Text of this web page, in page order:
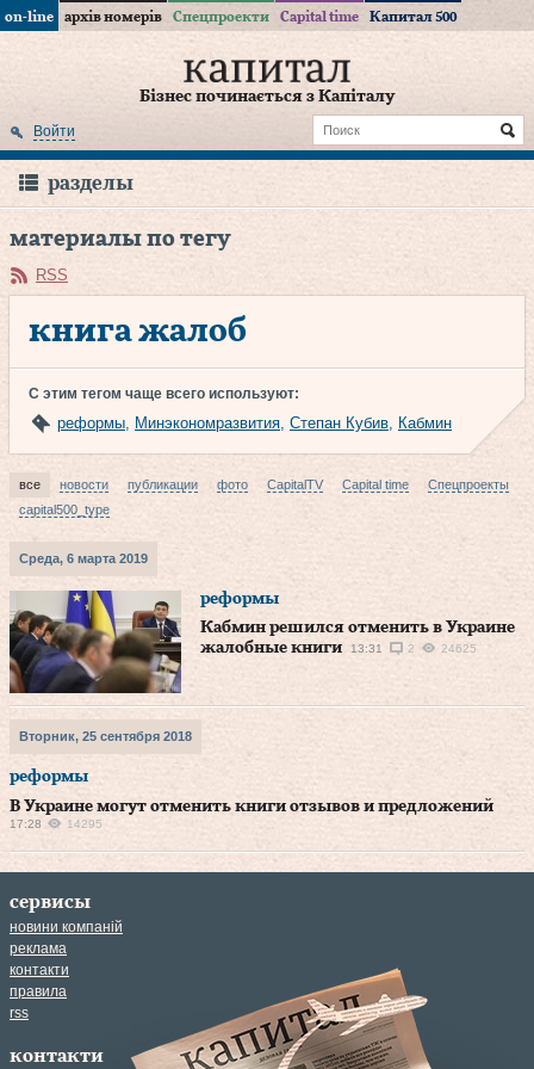
on-line архів номерів Спецпроекти Capital time Капитал 500
Бізнес починається з Капіталу
Войти
разделы
материалы по тегу
RSS
книга жалоб
С этим тегом чаще всего используют:
реформы, Минэкономразвития, Степан Кубив, Кабмин
все новости публикации фото CapitalTV Capital time
Спецпроекты
capital500_type
Среда, 6 марта 2019
реформы
Кабмин решился отменить в Украине
жалобные книги
13:31 2 24625
Вторник, 25 сентября 2018
реформы
В Украине могут отменить книги отзывов и предложений
17:28 14295
сервисы
новини компаній
реклама
контакти
правила
rss
контакти